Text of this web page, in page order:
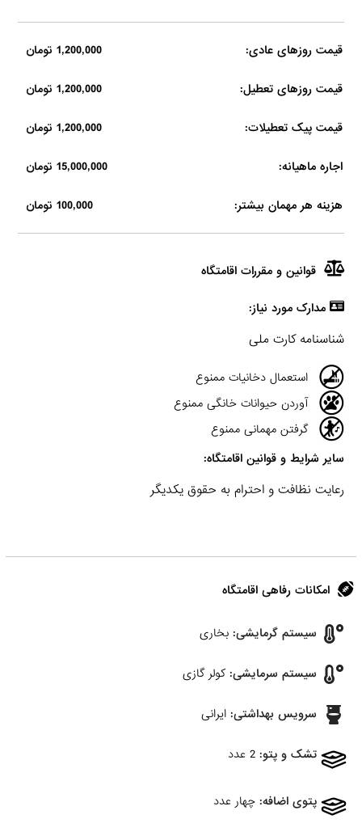
قیمت روزهای عادی: 1,200,000 تومان
قیمت روزهای تعطیل: 1,200,000 تومان
قیمت پیک تعطیلات: 1,200,000 تومان
اجاره ماهیانه: 15,000,000 تومان
هزینه هر مهمان بیشتر: 100,000 تومان
قوانین و مقررات اقامتگاه
مدارک مورد نیاز:
شناسنامه کارت ملی
استعمال دخانیات ممنوع
آوردن حیوانات خانگی ممنوع
گرفتن مهمانی ممنوع
سایر شرایط و قوانین اقامتگاه:
رعایت نظافت و احترام به حقوق یکدیگر
امکانات رفاهی اقامتگاه
سیستم گرمایشی: بخاری
سیستم سرمایشی: کولر گازی
سرویس بهداشتی: ایرانی
تشک و پتو: 2 عدد
پتوی اضافه: چهار عدد